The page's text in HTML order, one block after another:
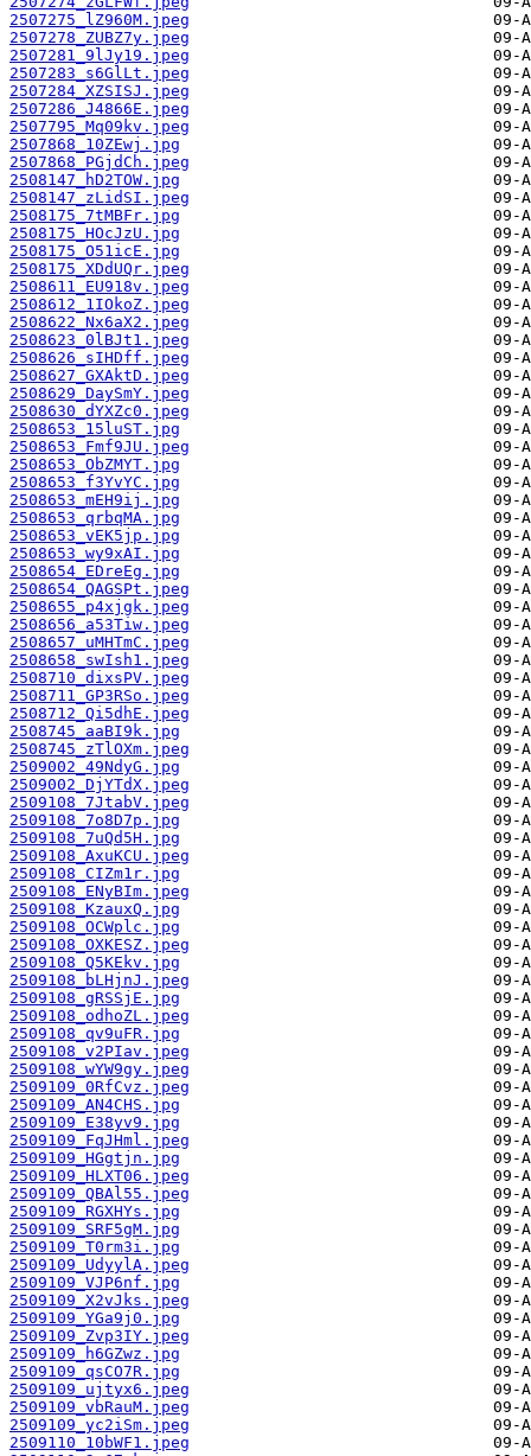
2507275_lZ960M.jpeg
2507278_ZUBZ7y.jpeg
2507281_9lJy19.jpeg
2507283_s6GlLt.jpeg
2507284_XZSISJ.jpeg
2507286_J4866E.jpeg
2507795_Mq09kv.jpeg
2507868_10ZEwj.jpg
2507868_PGjdCh.jpeg
2508147_hD2TOW.jpg
2508147_zLidSI.jpeg
2508175_7tMBFr.jpg
2508175_HOcJzU.jpg
2508175_O51icE.jpg
2508175_XDdUQr.jpeg
2508611_EU918v.jpeg
2508612_1IOkoZ.jpeg
2508622_Nx6aX2.jpeg
2508623_0lBJt1.jpeg
2508626_sIHDff.jpeg
2508627_GXAktD.jpeg
2508629_DaySmY.jpeg
2508630_dYXZc0.jpeg
2508653_15luST.jpg
2508653_Fmf9JU.jpeg
2508653_ObZMYT.jpg
2508653_f3YvYC.jpg
2508653_mEH9ij.jpg
2508653_qrbqMA.jpg
2508653_vEK5jp.jpg
2508653_wy9xAI.jpg
2508654_EDreEg.jpg
2508654_QAGSPt.jpeg
2508655_p4xjgk.jpeg
2508656_a53Tiw.jpeg
2508657_uMHTmC.jpeg
2508658_swIsh1.jpeg
2508710_dixsPV.jpeg
2508711_GP3RSo.jpeg
2508712_Qi5dhE.jpeg
2508745_aaBI9k.jpg
2508745_zTlOXm.jpeg
2509002_49NdyG.jpg
2509002_DjYTdX.jpeg
2509108_7JtabV.jpeg
2509108_7o8D7p.jpg
2509108_7uQd5H.jpg
2509108_AxuKCU.jpeg
2509108_CIZm1r.jpg
2509108_ENyBIm.jpeg
2509108_KzauxQ.jpg
2509108_OCWplc.jpg
2509108_OXKESZ.jpeg
2509108_Q5KEkv.jpg
2509108_bLHjnJ.jpeg
2509108_gRSSjE.jpg
2509108_odhoZL.jpeg
2509108_qv9uFR.jpg
2509108_v2PIav.jpeg
2509108_wYW9gy.jpeg
2509109_0RfCvz.jpeg
2509109_AN4CHS.jpg
2509109_E38yv9.jpg
2509109_FqJHml.jpeg
2509109_HGgtjn.jpg
2509109_HLXT06.jpeg
2509109_QBAl55.jpeg
2509109_RGXHYs.jpg
2509109_SRF5gM.jpg
2509109_T0rm3i.jpg
2509109_UdyylA.jpeg
2509109_VJP6nf.jpg
2509109_X2vJks.jpeg
2509109_YGa9j0.jpg
2509109_Zvp3IY.jpeg
2509109_h6GZwz.jpg
2509109_qsCO7R.jpg
2509109_ujtyx6.jpeg
2509109_vbRauM.jpeg
2509109_yc2iSm.jpeg
2509110_10bWF1.jpeg